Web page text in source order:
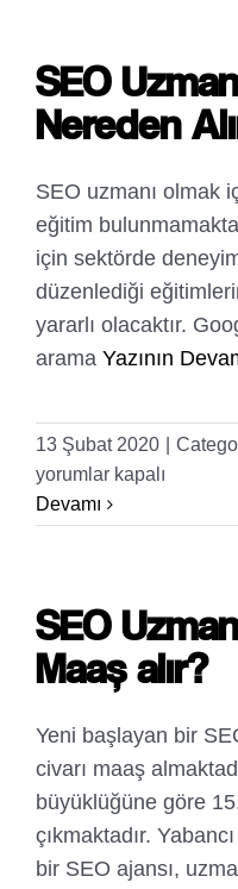
SEO
Nereden
SEO uzmanı olmak
eğitim
için sektörde
düzenlediği
yararlı olacaktır.
arama Yazının
13 Şubat 2020
yorumlar kapalı
Devamı
SEO
Maaş alır?
Yeni başlayan bir
civarı maaş
büyüklüğüne göre
çıkmaktadır.
bir SEO ajansı,